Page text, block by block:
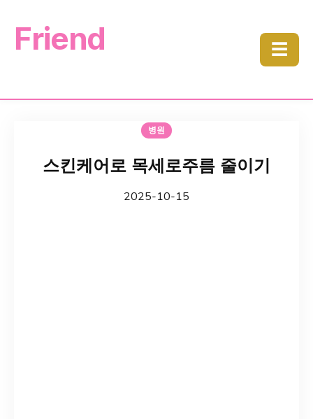
Friend ☰
병원
스킨케어로 목세로주름 줄이기
2025-10-15